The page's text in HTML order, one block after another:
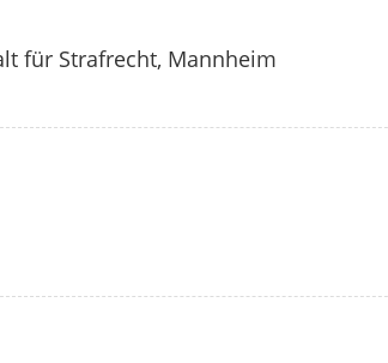
für Strafrecht, Mannheim